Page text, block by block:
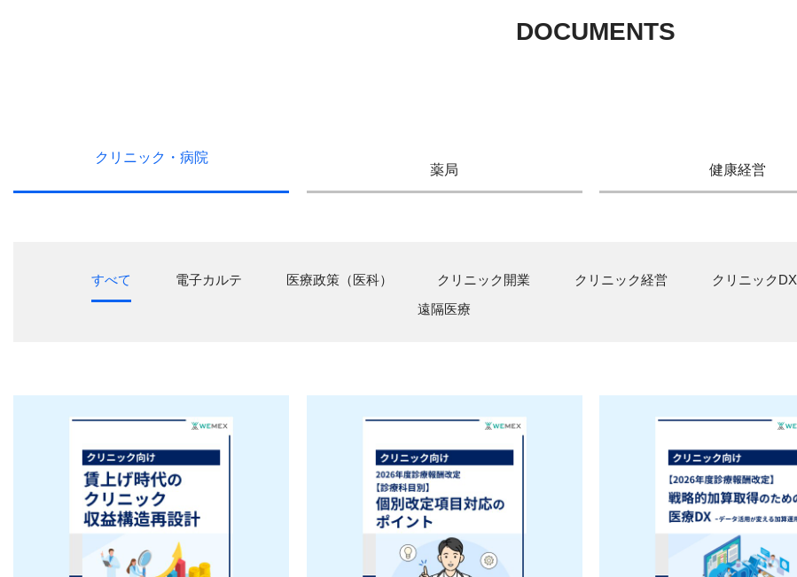
DOCUMENTS
クリニック・ 病院
薬局
健康経営
すべて 電子カルテ 医療政策（医科） クリニック開業 クリニック経営
クリニックDX
遠隔医療